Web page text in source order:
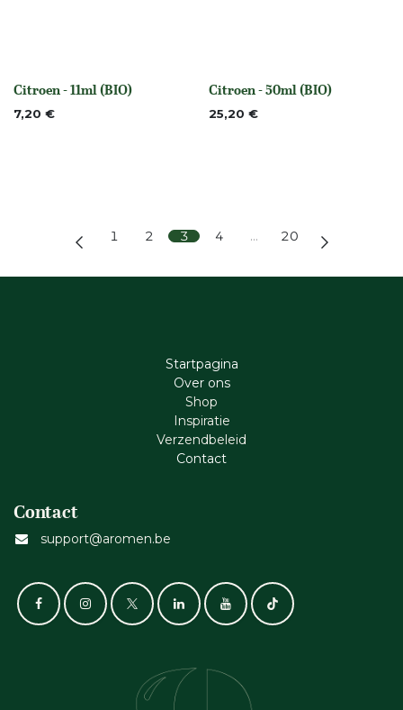
None
Citroen - 11ml (BIO)
7,20 € None
Citroen - 50ml (BIO)
25,20 €
1 2 3 4 … 20
Startpagina
Ove​r​ ons
Shop
Inspiratie
Verzendbeleid
Cont​act
Contact
support@aromen.be